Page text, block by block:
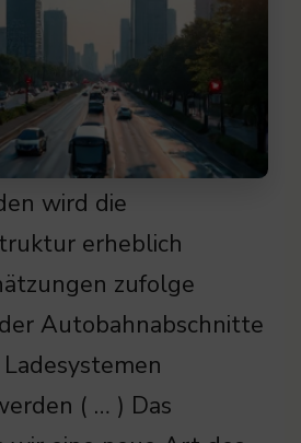
wird die
erheblich
zufolge
Autobahnabschnitte
( … ) Das